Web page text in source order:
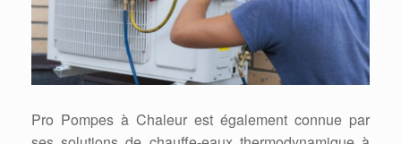
Pro Pompes à Chaleur est également connue par